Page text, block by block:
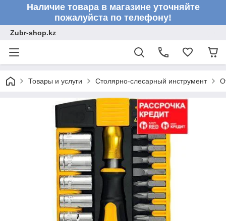
Наличие товара в магазине уточняйте
пожалуйста по телефону!
Zubr-shop.kz
Товары и услуги Столярно-слесарный инструмент